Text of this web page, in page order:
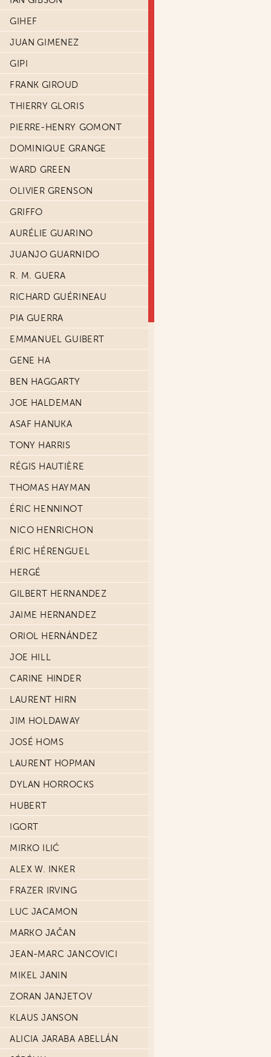
GIHEF
JUAN GIMENEZ
GIPI
FRANK GIROUD
THIERRY GLORIS
PIERRE-HENRY GOMONT
DOMINIQUE GRANGE
WARD GREEN
OLIVIER GRENSON
GRIFFO
AURÉLIE GUARINO
JUANJO GUARNIDO
R. M. GUERA
RICHARD GUÉRINEAU
PIA GUERRA
EMMANUEL GUIBERT
GENE HA
BEN HAGGARTY
JOE HALDEMAN
ASAF HANUKA
TONY HARRIS
RÉGIS HAUTIÈRE
THOMAS HAYMAN
ÉRIC HENNINOT
NICO HENRICHON
ÉRIC HÉRENGUEL
HERGÉ
GILBERT HERNANDEZ
JAIME HERNANDEZ
ORIOL HERNÁNDEZ
JOE HILL
CARINE HINDER
LAURENT HIRN
JIM HOLDAWAY
JOSÉ HOMS
LAURENT HOPMAN
DYLAN HORROCKS
HUBERT
IGORT
MIRKO ILIĆ
ALEX W. INKER
FRAZER IRVING
LUC JACAMON
MARKO JAČAN
JEAN-MARC JANCOVICI
MIKEL JANIN
ZORAN JANJETOV
KLAUS JANSON
ALICIA JARABA ABELLÁN